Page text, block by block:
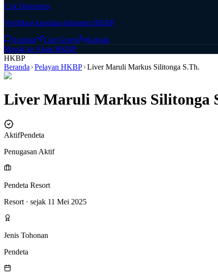
Cek Dokumen
Verifikasi keaslian dokumen HKBP
Aspirasi Cari Gereja
Kontak
Masuk ke Akun HKBP
HKBP
Beranda
Pelayan HKBP Liver Maruli Markus Silitonga S.Th.
Liver Maruli Markus Silitonga
AktifPendeta
Penugasan Aktif
Pendeta Resort
Resort · sejak 11 Mei 2025
Jenis Tohonan
Pendeta